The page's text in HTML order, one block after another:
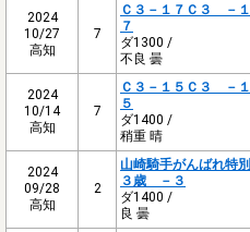
2024
10/27
高知
7
Ｃ３－１７Ｃ３ －１
７
ダ1300 /
不良 曇
2024
10/14
高知
7
Ｃ３－１５Ｃ３ －１
５
ダ1400 /
稍重 晴
2024
09/28
高知
2
山崎騎手がんばれ特別
３歳 －３
ダ1400 /
良 曇